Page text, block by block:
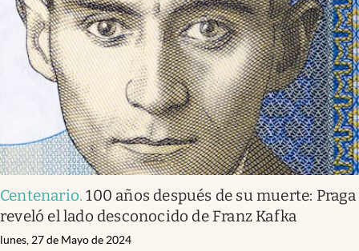
Centenario.100 años después de su muerte: Praga
reveló el lado desconocido de Franz Kafka
lunes, 27 de Mayo de 2024